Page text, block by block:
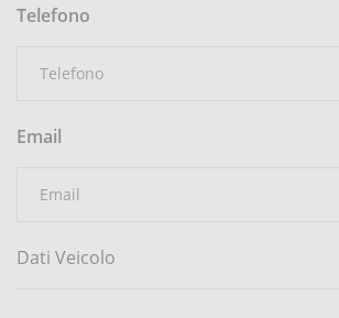
Telefono
Email
Dati Veicolo